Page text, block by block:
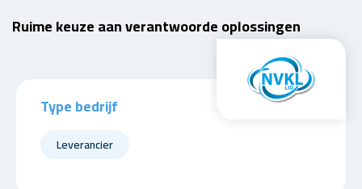
Ruime keuze aan verantwoorde oplossingen
Type bedrijf
Leverancier